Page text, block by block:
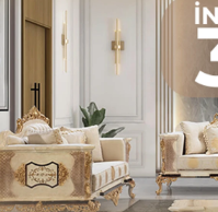
Eğitim
Bölge
Teknoloji
Haber Arşivi